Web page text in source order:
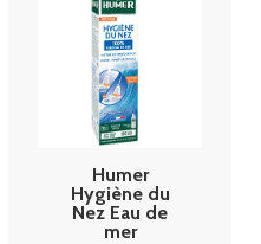
Humer
Hygiène du
Nez Eau de
mer